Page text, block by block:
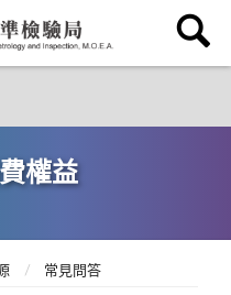
權益
常見問答